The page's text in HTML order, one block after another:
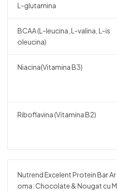
L-glutamina
BCAA (L-leucina, L-valina, L-is
oleucina)
Niacina(Vitamina B3)
Riboflavina (Vitamina B2)
Nutrend Excelent Protein Bar Ar
oma: Chocolate & Nougat cu M